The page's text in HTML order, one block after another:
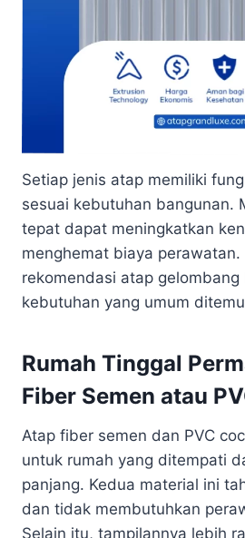
Setiap jenis atap memiliki
sesuai kebutuhan bangunan.
tepat dapat meningkatkan
menghemat biaya
rekomendasi atap gelombang
kebutuhan yang umum
Rumah Tinggal
Fiber Semen atau
Atap fiber semen dan PVC
untuk rumah yang ditempati
panjang. Kedua material ini
dan tidak membutuhkan
Selain itu, tampilannya lebih